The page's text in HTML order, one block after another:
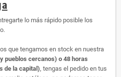
lo más rápido posible los
que tengamos en stock en nuestra
pueblos cercanos) o 48 horas
de la capital), tengas el pedido en tus